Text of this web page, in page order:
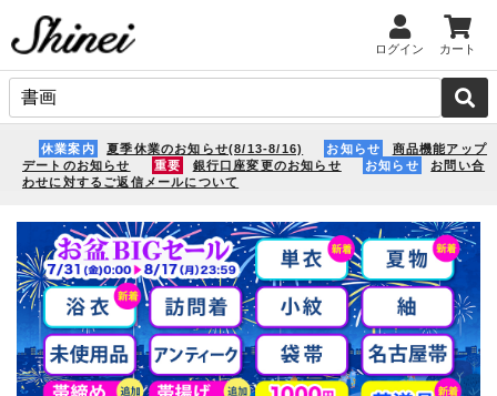
ログイン カート
休業案内 夏季休業のお知らせ(8/13-8/16) お知らせ
商品機能アップ
デートのお知らせ
重要 銀行口座変更のお知らせ お知らせ
お問い合
わせに対するご返信メールについて